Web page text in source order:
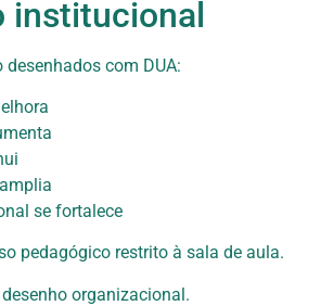
institucional
com DUA:
se fortalece
pedagógico restrito à sala de aula.
organizacional.